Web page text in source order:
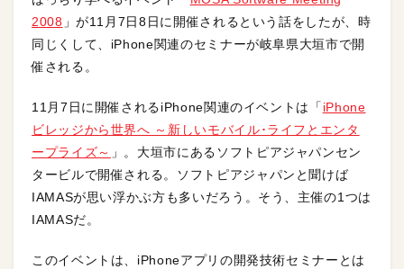
2008 」が11月7日8日に開催されるという話をしたが、時
同じくして、iPhone関連のセミナーが岐阜県大垣市で開
催される。
11月7日に開催されるiPhone関連のイベントは「 iPhone
ビレッジから世界へ ～新しいモバイル･ライフとエンタ
ープライズ～ 」。大垣市にあるソフトピアジャパンセン
タービルで開催される。ソフトピアジャパンと聞けば
IAMASが思い浮かぶ方も多いだろう。そう、主催の1つは
IAMASだ。
このイベントは、iPhoneアプリの開発技術セミナーとは